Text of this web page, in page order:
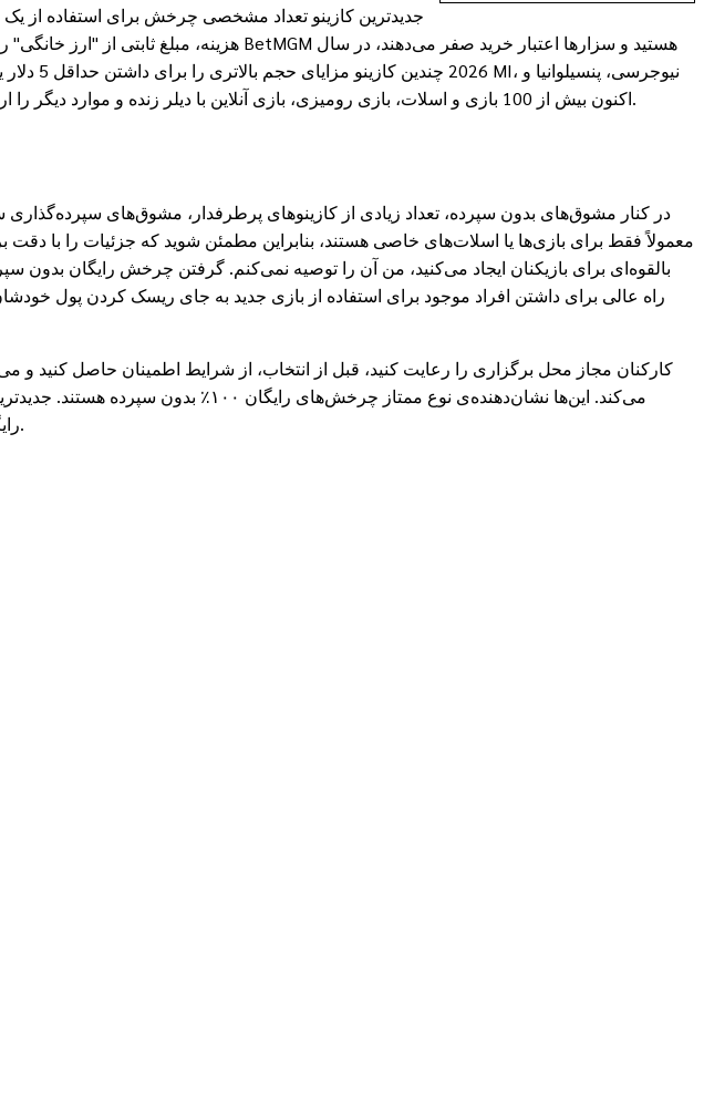
جدیدترین کازینو تعداد مشخصی چرخش برای استفاده از
شما ممکن است WV ارائه شود، BetMGM با یک انگیزه بدون سپرده ارائه می‌شود. کازینو BetMGM اکنون بیش از 100 بازی و اسلات، بازی رومیزی، بازی آنلاین با دیلر زنده و موارد دیگر را ارائه می‌دهد.
در کنار مشوق‌های بدون سپرده، تعداد زیادی از کازینوهای پرطرفدار، مشوق‌های
معمولاً فقط برای بازی‌ها یا اسلات‌های خاصی هستند، بنابراین مطمئن شوید که جزئیات را با
بالقوه‌ای برای بازیکنان ایجاد می‌کنید، من آن را توصیه نمی‌کنم. گرفتن چرخش رایگان
راه عالی برای داشتن افراد موجود برای استفاده از بازی جدید به جای ریسک کردن پول
کارکنان مجاز محل برگزاری را رعایت کنید، قبل از انتخاب، از شرایط اطمینان حاصل کنید
رایگان بدون سپرده ارائه می‌دهند، در حالی که تقریباً هر سایت دیگری ۱۰۰ چرخش اضافی در لیست ارائه می‌دهد.